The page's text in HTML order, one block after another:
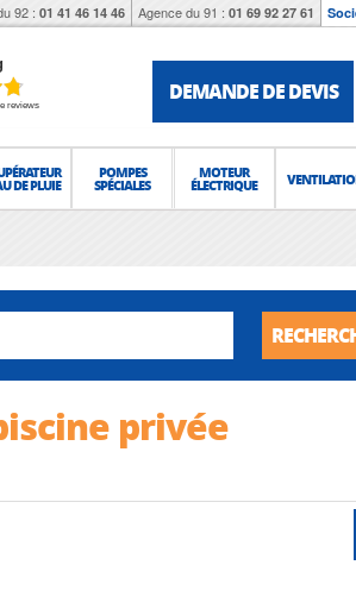
92 : 01 41 46 14 46 Agence du 91 : 01 69 92 27 61
reviews
DEMANDE DE DEVIS
DE PLUIE
POMPES
SPÉCIALES
MOTEUR
ÉLECTRIQUE
privée